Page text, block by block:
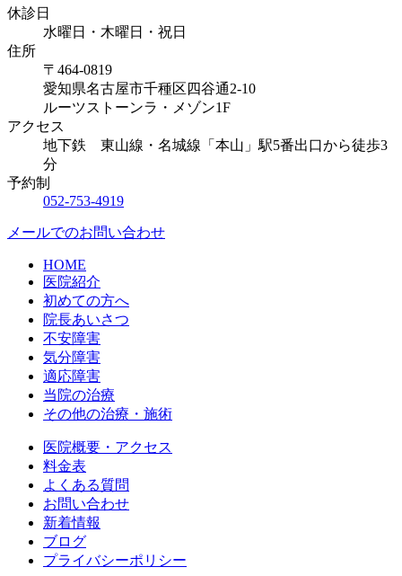
休診日
水曜日・木曜日・祝日
住所
〒464-0819
愛知県名古屋市千種区四谷通2-10
ルーツストーンラ・メゾン1F
アクセス
地下鉄 東山線・名城線「本山」駅5番出口から徒歩3
分
予約制
052-753-4919
メールでのお問い合わせ
HOME
医院紹介
初めての方へ
院長あいさつ
不安障害
気分障害
適応障害
当院の治療
その他の治療・施術
医院概要・アクセス
料金表
よくある質問
お問い合わせ
新着情報
ブログ
プライバシーポリシー